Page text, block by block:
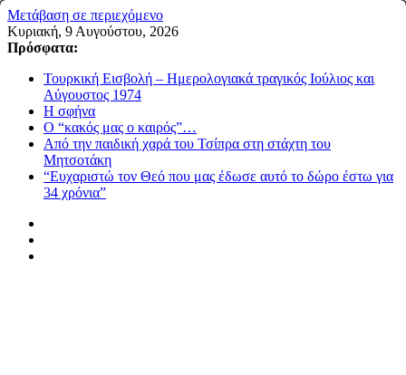
Μετάβαση σε περιεχόμενο
Κυριακή, 9 Αυγούστου, 2026
Πρόσφατα:
Τουρκική Εισβολή – Ημερολογιακά τραγικός Ιούλιος και
Αύγουστος 1974
Η σφήνα
Ο “κακός μας ο καιρός”…
Από την παιδική χαρά του Τσίπρα στη στάχτη του
Μητσοτάκη
“Ευχαριστώ τον Θεό που μας έδωσε αυτό το δώρο έστω για
34 χρόνια”